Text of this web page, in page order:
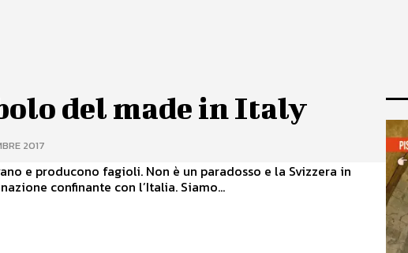
del made in Italy
2017
e producono fagioli. Non è un paradosso e la Svizzera in
confinante con l’Italia. Siamo...